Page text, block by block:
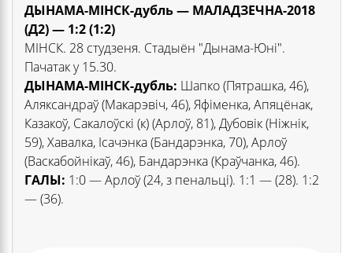
ДЫНАМА-МІНСК-дубль — МАЛАДЗЕЧНА-2018
(Д2) — 1:2 (1:2)
МІНСК. 28 студзеня. Стадыён "Дынама-Юні".
Пачатак у 15.30.
ДЫНАМА-МІНСК-дубль: Шапко (Пятрашка, 46),
Аляксандраў (Макарэвіч, 46), Яфіменка, Апяцёнак,
Казакоў, Сакалоўскі (к) (Арлоў, 81), Дубовік (Ніжнік,
59), Хавалка, Ісачэнка (Бандарэнка, 70), Арлоў
(Васкабойнікаў, 46), Бандарэнка (Краўчанка, 46).
ГАЛЫ: 1:0 — Арлоў (24, з пенальці). 1:1 — (28). 1:2
— (36).